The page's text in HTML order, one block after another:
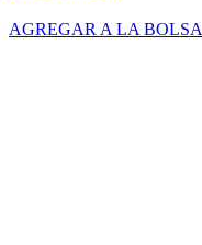
AGREGAR A LA BOLSA